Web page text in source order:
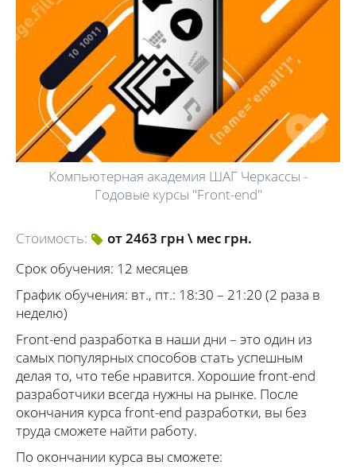
Компьютерная академия ШАГ Черкассы -
Годовые курсы "Front-end"
Стоимость:
от 2463 грн \ мес грн.
Срок обучения: 12 месяцев
График обучения: вт., пт.: 18:30 – 21:20 (2 раза в
неделю)
Front-end разработка в наши дни – это один из
самых популярных способов стать успешным
делая то, что тебе нравится. Хорошие front-end
разработчики всегда нужны на рынке. После
окончания курса front-end разработки, вы без
труда сможете найти работу.
По окончании курса вы сможете: